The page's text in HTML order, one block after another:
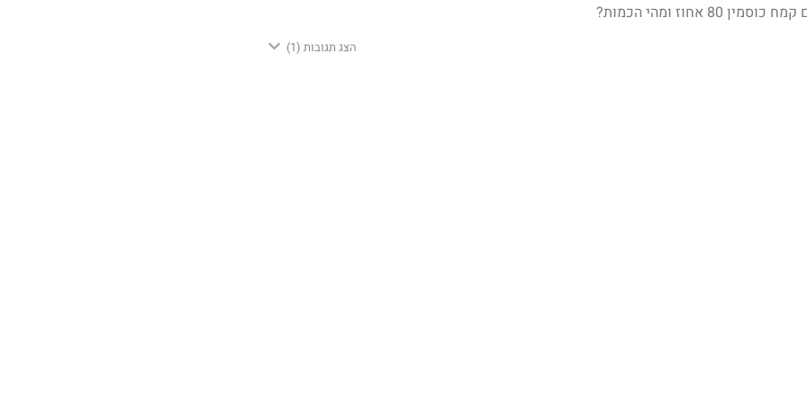
80 אחוז ומהי הכמות?
הצג תגובות (1)